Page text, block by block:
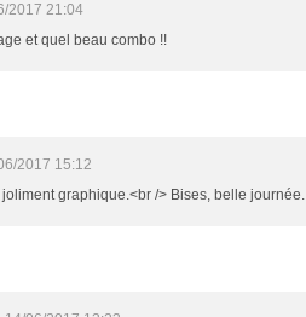
2017 21:04
et quel beau combo !!
2017 15:12
joliment graphique.<br /> Bises, belle journée.